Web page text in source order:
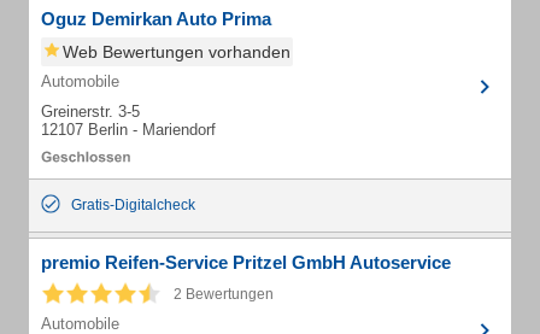
Oguz Demirkan Auto Prima
Web Bewertungen vorhanden
Automobile
Greinerstr. 3-5
12107 Berlin - Mariendorf
Gratis-Digitalcheck
premio Reifen-Service Pritzel GmbH Autoservice
2 Bewertungen
Automobile